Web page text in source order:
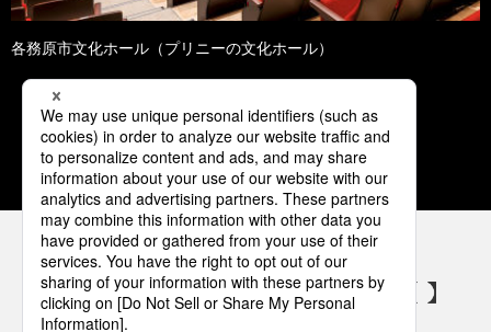
各務原市文化ホール（プリニーの文化ホール）
1 2 3 4 5
パナソニックの電気設備 SNSアカウント